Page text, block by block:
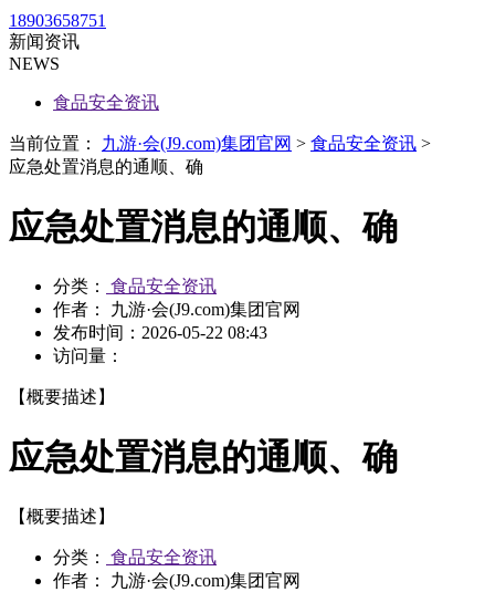
18903658751
新闻资讯
NEWS
食品安全资讯
当前位置： 九游·会(J9.com)集团官网 > 食品安全资讯 >
应急处置消息的通顺、确
应急处置消息的通顺、确
分类：
食品安全资讯
作者： 九游·会(J9.com)集团官网
发布时间： 2026-05-22 08:43
访问量：
【概要描述】
应急处置消息的通顺、确
【概要描述】
分类：
食品安全资讯
作者： 九游·会(J9.com)集团官网